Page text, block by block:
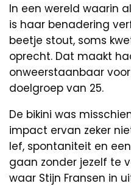
In een wereld waarin
is haar benadering
beetje stout, soms
oprecht. Dat maakt
onweerstaanbaar
doelgroep van 25.
De bikini was
impact ervan zeker
lef, spontaniteit en
gaan zonder jezelf te
waar Stijn Fransen in